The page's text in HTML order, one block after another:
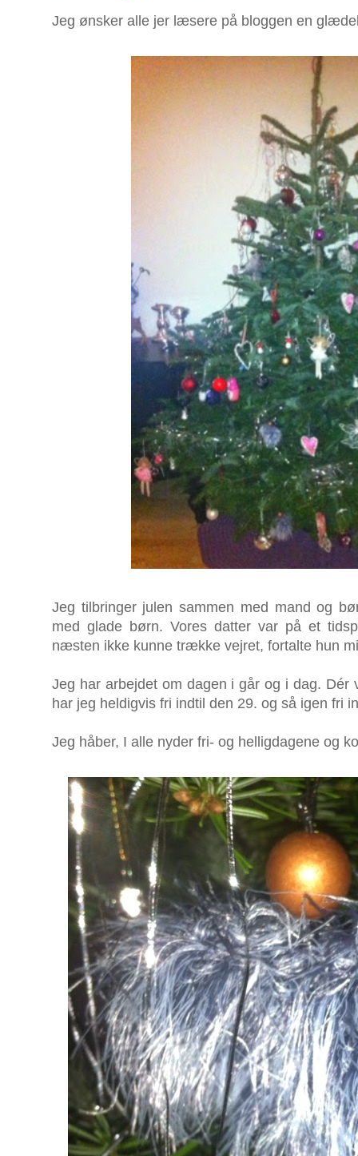
Jeg ønsker alle jer læsere på bloggen en
Jeg tilbringer julen sammen med mand og
med glade børn. Vores datter var på et
næsten ikke kunne trække vejret, fortalte hun
Jeg har arbejdet om dagen i går og i dag. Dér
har jeg heldigvis fri indtil den 29. og så igen fri
Jeg håber, I alle nyder fri- og helligdagene og